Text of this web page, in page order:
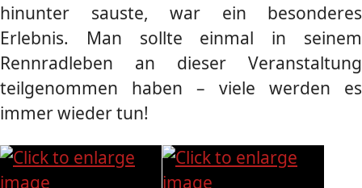
hinunter sauste, war ein besonderes
Erlebnis. Man sollte einmal in seinem
Rennradleben an dieser Veranstaltung
teilgenommen haben – viele werden es
immer wieder tun!